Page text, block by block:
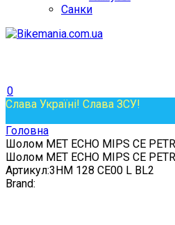
Санки
0
Слава Україні! Слава ЗСУ!
Головна
Шолом MET ECHO MIPS CE
Шолом MET ECHO MIPS CE
Артикул:3HM 128 CE00 L BL2
Brand: